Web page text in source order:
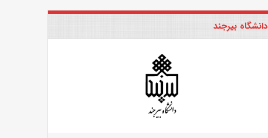
دانشگاه بیرجند